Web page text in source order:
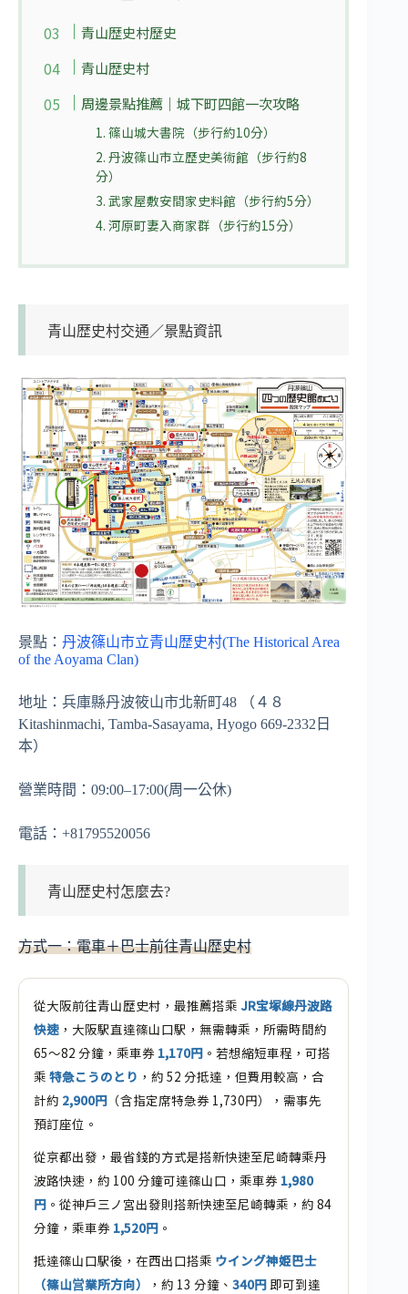
青山歴史村歷史
青山歴史村
周邊景點推薦｜城下町四館一次攻略
1. 篠山城大書院（步行約10分）
2. 丹波篠山市立歷史美術館（步行約8
分）
3. 武家屋敷安間家史料館（步行約5分）
4. 河原町妻入商家群（步行約15分）
青山歴史村交通／景點資訊
景點： 丹波篠山市立青山歴史村(The Historical Area
of the Aoyama Clan)
地址：兵庫縣丹波筱山市北新町48 （４８
Kitashinmachi, Tamba-Sasayama, Hyogo 669-2332日
本）
營業時間：09:00–17:00(周一公休)
電話：+81795520056
青山歴史村怎麼去?
方式一：電車＋巴士前往青山歴史村
從大阪前往青山歴史村，最推薦搭乘 JR宝塚線丹波路
快速 ，大阪駅直達篠山口駅，無需轉乘，所需時間約
65～82 分鐘，乘車券 1,170円 。若想縮短車程，可搭
乘 特急こうのとり ，約 52 分抵達，但費用較高，合
計約 2,900円 （含指定席特急券 1,730円），需事先
預訂座位。
從京都出發，最省錢的方式是搭新快速至尼崎轉乘丹
波路快速，約 100 分鐘可達篠山口，乘車券 1,980
円 。從神戶三ノ宮出發則搭新快速至尼崎轉乘，約 84
分鐘，乘車券 1,520円 。
抵達篠山口駅後，在西出口搭乘 ウイング神姫巴士
（篠山営業所方向）
，約 13 分鐘、 340円 即可到達